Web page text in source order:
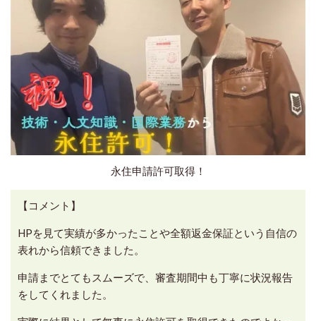
永住申請許可取得！
【コメント】
HPを見て実績が多かったことや全額返金保証という自信の
表れから信頼できました。
申請までとてもスムーズで、審査期間中も丁寧に状況報告
をしてくれました。